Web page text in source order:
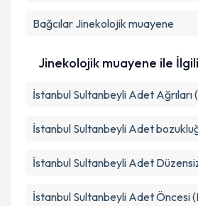
Bağcılar Jinekolojik muayene
Jinekolojik muayene ile
İstanbul Sultanbeyli Adet Ağrıları
İstanbul Sultanbeyli Adet
İstanbul Sultanbeyli Adet
İstanbul Sultanbeyli Adet Öncesi